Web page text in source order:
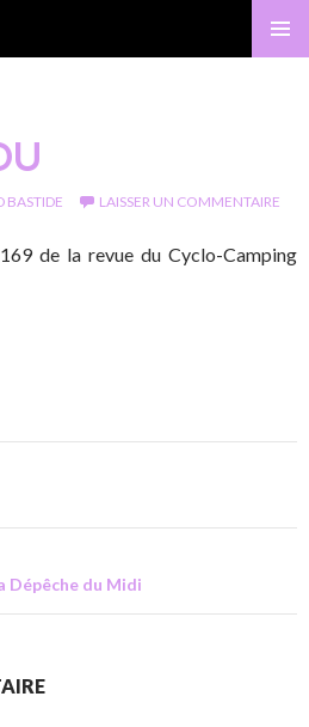
BASTIDE LAISSER UN COMMENTAIRE
de la revue du Cyclo-Camping
Dépêche du Midi